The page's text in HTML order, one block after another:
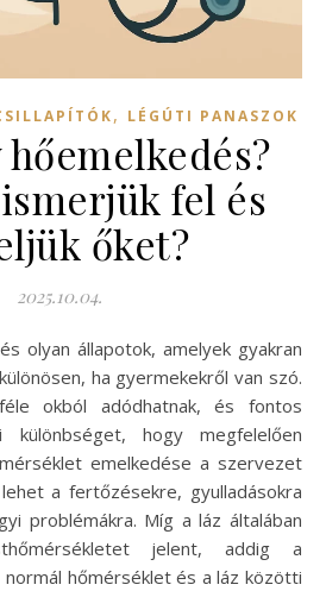
, LÉGÚTI PANASZOK
hőemelkedés?
fel és
őket?
2025.10.04.
ha gyermekekről van szó.
okból adódhatnak, és fontos
hogy megfelelően
emelkedése a szervezet
a fertőzésekre, gyulladásokra
problémákra. Míg a láz általában
jelent, addig a
normál hőmérséklet és a láz közötti